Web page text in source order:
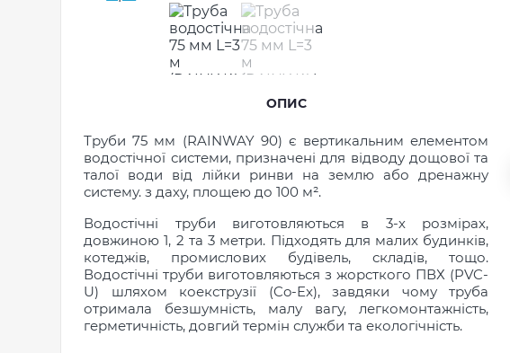
ОПИС
Труби 75 мм (RAINWAY 90) є вертикальним елементом
водостічної системи, призначені для відводу дощової та
талої води від лійки ринви на землю або дренажну
систему. з даху, площею до 100 м².
Водостічні труби виготовляються в 3-х розмірах,
довжиною 1, 2 та 3 метри. Підходять для малих будинків,
котеджів, промислових будівель, складів, тощо.
Водостічні труби виготовляються з жорсткого ПВХ (PVC-
U) шляхом коекструзії (Co-Ex), завдяки чому труба
отримала безшумність, малу вагу, легкомонтажність,
герметичність, довгий термін служби та екологічність.